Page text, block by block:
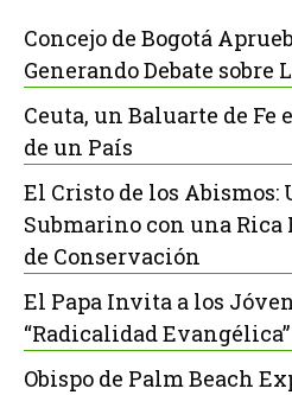
Concejo de Bogotá
Generando Debate sobre
Ceuta, un Baluarte de
de un País
El Cristo de los
Submarino con una Rica
de Conservación
El Papa Invita a los
“Radicalidad
Obispo de Palm Beach